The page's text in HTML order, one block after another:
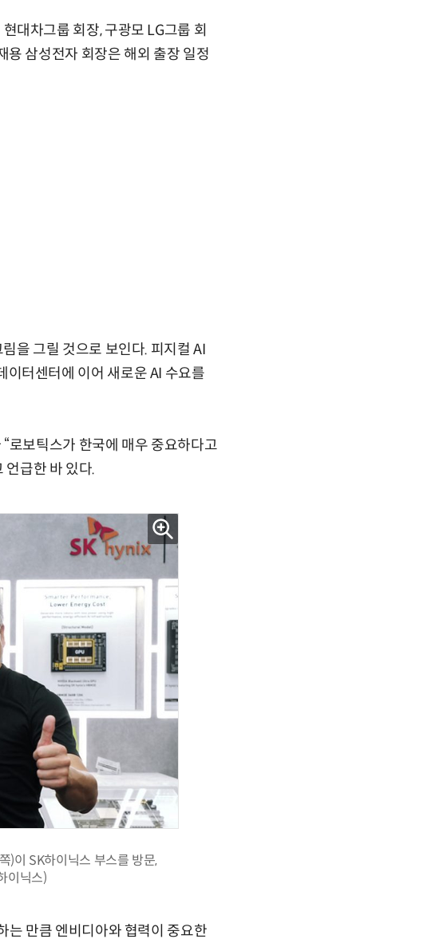
대차그룹 회장, 구광모 LG그룹 회
용 삼성전자 회장은 해외 출장 일정
을 그릴 것으로 보인다. 피지컬 AI
이터센터에 이어 새로운 AI 수요를
로보틱스가 한국에 매우 중요하다고
언급한 바 있다.
)이 SK하이닉스 부스를 방문,
이닉스)
는 만큼 엔비디아와 협력이 중요한